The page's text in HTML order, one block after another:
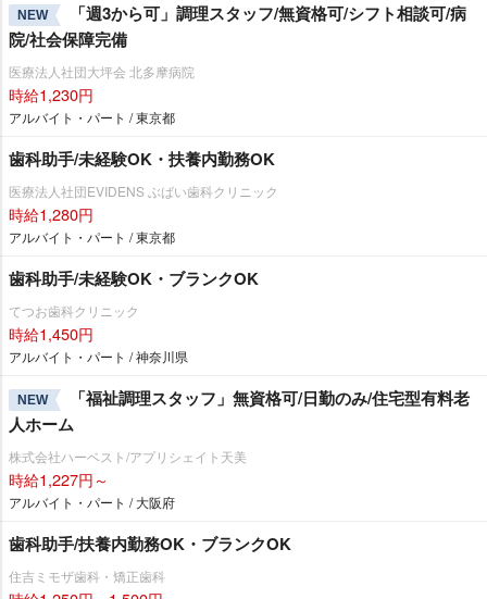
NEW
「週3から可」調理スタッフ/無資格可/シフト相談可/病
院/社会保障完備
医療法人社団大坪会 北多摩病院
時給1,230円
アルバイト・パート / 東京都
歯科助手/未経験OK・扶養内勤務OK
医療法人社団EVIDENS ぶばい歯科クリニック
時給1,280円
アルバイト・パート / 東京都
歯科助手/未経験OK・ブランクOK
てつお歯科クリニック
時給1,450円
アルバイト・パート / 神奈川県
NEW
「福祉調理スタッフ」無資格可/日勤のみ/住宅型有料老
人ホーム
株式会社ハーベスト/アプリシェイト天美
時給1,227円～
アルバイト・パート / 大阪府
歯科助手/扶養内勤務OK・ブランクOK
住吉ミモザ歯科・矯正歯科